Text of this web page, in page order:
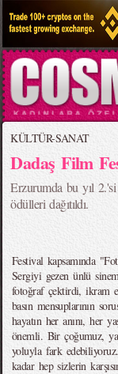
KÜLTÜR-SANAT
Dadaş Film
Erzurumda bu yıl
ödülleri dağıtıldı.
Festival kapsamında
Sergiyi gezen ünlü
fotoğraf çektirdi, ikram
basın mensuplarının
hayatın her anını, her
önemli. Bir çoğumuz,
yoluyla fark
kadar hep sizlerin